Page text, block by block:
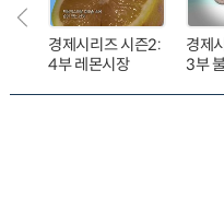
경제시리즈 시즌2:
4부 레몬시장
경제
3부